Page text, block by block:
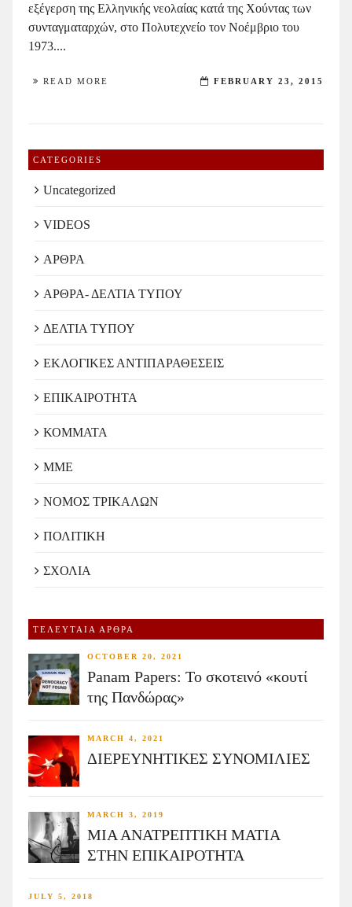
εξέγερση της Ελληνικής νεολαίας κατά της Χούντας των
συνταγματαρχών, στο Πολυτεχνείο τον Νοέμβριο του
1973....
READ MORE FEBRUARY 23, 2015
CATEGORIES
Uncategorized
VIDEOS
ΑΡΘΡΑ
ΑΡΘΡΑ- ΔΕΛΤΙΑ ΤΥΠΟΥ
ΔΕΛΤΙΑ ΤΥΠΟΥ
ΕΚΛΟΓΙΚΕΣ ΑΝΤΙΠΑΡΑΘΕΣΕΙΣ
ΕΠΙΚΑΙΡΟΤΗΤΑ
ΚΟΜΜΑΤΑ
ΜΜΕ
ΝΟΜΟΣ ΤΡΙΚΑΛΩΝ
ΠΟΛΙΤΙΚΗ
ΣΧΟΛΙΑ
ΤΕΛΕΥΤΑΙΑ ΑΡΘΡΑ
OCTOBER 20, 2021
Panam Papers: Το σκοτεινό «κουτί
της Πανδώρας»
MARCH 4, 2021
ΔΙΕΡΕΥΝΗΤΙΚΕΣ ΣΥΝΟΜΙΛΙΕΣ
MARCH 3, 2019
ΜΙΑ ΑΝΑΤΡΕΠΤΙΚΗ ΜΑΤΙΑ
ΣΤΗΝ ΕΠΙΚΑΙΡΟΤΗΤΑ
JULY 5, 2018